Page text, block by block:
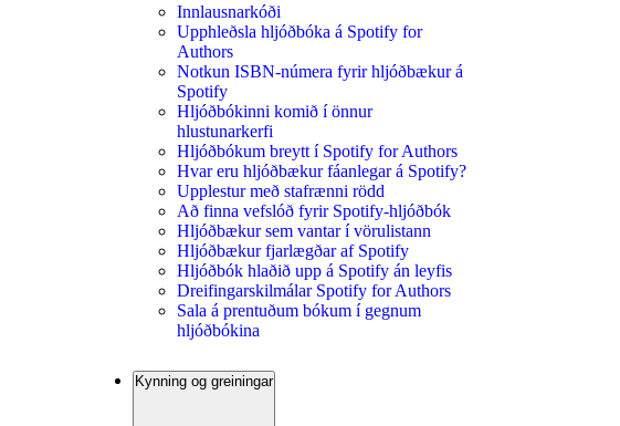
Innlausnarkóði
Upphleðsla hljóðbóka á Spotify for
Authors
Notkun ISBN-númera fyrir hljóðbækur á
Spotify
Hljóðbókinni komið í önnur
hlustunarkerfi
Hljóðbókum breytt í Spotify for Authors
Hvar eru hljóðbækur fáanlegar á Spotify?
Upplestur með stafrænni rödd
Að finna vefslóð fyrir Spotify-hljóðbók
Hljóðbækur sem vantar í vörulistann
Hljóðbækur fjarlægðar af Spotify
Hljóðbók hlaðið upp á Spotify án leyfis
Dreifingarskilmálar Spotify for Authors
Sala á prentuðum bókum í gegnum
hljóðbókina
Kynning og greiningar